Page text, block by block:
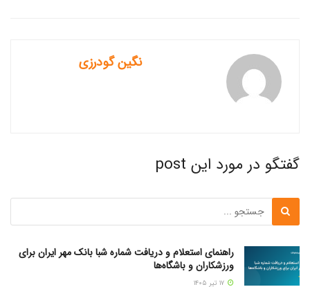
نگین گودرزی
گفتگو در مورد این post
راهنمای استعلام و دریافت شماره شبا بانک مهر ایران برای
ورزشکاران و باشگاه‌ها